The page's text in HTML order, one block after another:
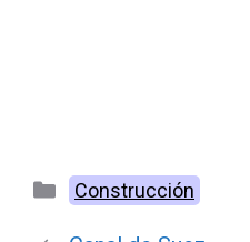
Categorías
Construcción